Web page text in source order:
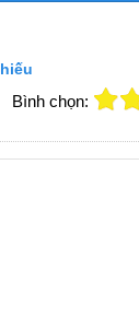
Bình chọn: